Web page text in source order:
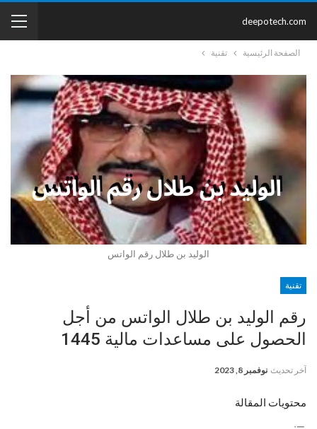
deepotech.com
الصفحة الرئيسية تقنية
الوليد بن طلال رقم الواتس
تقنية
رقم الوليد بن طلال الواتس من أجل
الحصول على مساعدات مالية 1445
آخر تحديث نوفمبر 8, 2023
محتويات المقالة